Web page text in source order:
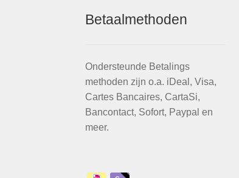
Betaalmethoden
Ondersteunde Betalings
methoden zijn o.a. iDeal, Visa,
Cartes Bancaires, CartaSi,
Bancontact, Sofort, Paypal en
meer.